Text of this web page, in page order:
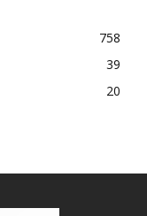
758
39
20